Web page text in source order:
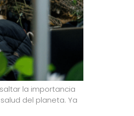
la importancia
del planeta. Ya